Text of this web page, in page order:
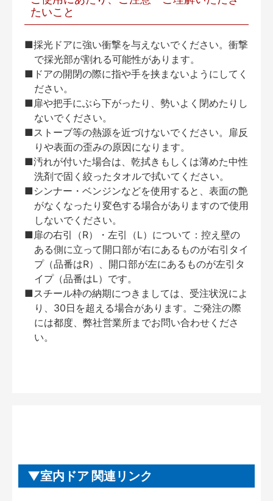
たいこと
■採光ドアに強い衝撃を与えないでください。衝撃
で採光部が割れる可能性があります。
■ドアの開閉の際に指や手を挟まないようにしてく
ださい。
■扉や把手にぶら下がったり、勢いよく閉めたりし
ないでください。
■ストーブ等の熱源を近づけないでください。扉反
りや表面の歪みの原因になります。
■汚れが付いた場合は、乾拭きもしくは薄めた中性
洗剤で固く絞ったタオルで拭いてください。
■シンナー・ベンジンなどを使用すると、表面の艶
がなくなったり変色する場合がありますので使用
しないでください。
■扉の右引（R）・左引（L）について：控え壁の
ある側に立って開口部が右にあるものが右引タイ
プ（品番はR）、開口部が左にあるものが左引タ
イプ（品番はL）です。
■スチール枠の納期につきましては、受注状況によ
り、30日を超える場合があります。ご発注の際
には都度、弊社営業所までお問い合わせくださ
い。
室内ドア 関連リンク